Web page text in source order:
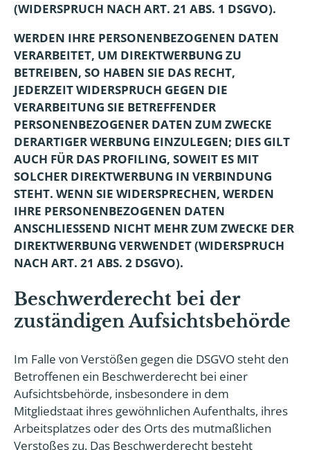
(WIDERSPRUCH NACH ART. 21 ABS. 1 DSGVO).
WERDEN IHRE PERSONENBEZOGENEN DATEN
VERARBEITET, UM DIREKTWERBUNG ZU
BETREIBEN, SO HABEN SIE DAS RECHT,
JEDERZEIT WIDERSPRUCH GEGEN DIE
VERARBEITUNG SIE BETREFFENDER
PERSONENBEZOGENER DATEN ZUM ZWECKE
DERARTIGER WERBUNG EINZULEGEN; DIES GILT
AUCH FÜR DAS PROFILING, SOWEIT ES MIT
SOLCHER DIREKTWERBUNG IN VERBINDUNG
STEHT. WENN SIE WIDERSPRECHEN, WERDEN
IHRE PERSONENBEZOGENEN DATEN
ANSCHLIESSEND NICHT MEHR ZUM ZWECKE DER
DIREKTWERBUNG VERWENDET (WIDERSPRUCH
NACH ART. 21 ABS. 2 DSGVO).
Beschwerderecht bei der
zuständigen Aufsichtsbehörde
Im Falle von Verstößen gegen die DSGVO steht den
Betroffenen ein Beschwerderecht bei einer
Aufsichtsbehörde, insbesondere in dem
Mitgliedstaat ihres gewöhnlichen Aufenthalts, ihres
Arbeitsplatzes oder des Orts des mutmaßlichen
Verstoßes zu. Das Beschwerderecht besteht